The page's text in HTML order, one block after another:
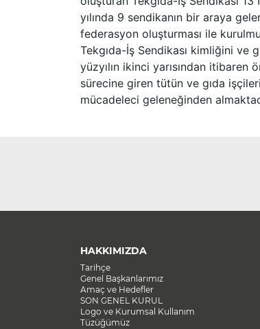
yılında 9 sendikanın bir araya
federasyon oluşturması ile
Tekgıda-İş Sendikası kimliğini ve
yüzyılın ikinci yarısından itibaren
sürecine giren tütün ve gıda
mücadeleci geleneğinden
HAKKIMIZDA
Tarihçe
Genel Başkanlarımız
Amaç ve Hedefler
SON GENEL KURUL
Logo ve Kurumsal Kullanım
Tüzüğümüz